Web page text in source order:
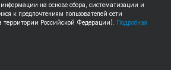
на основе сбора, систематизации и
к предпочтениям пользователей сети
территории Российской Федерации). Подробная